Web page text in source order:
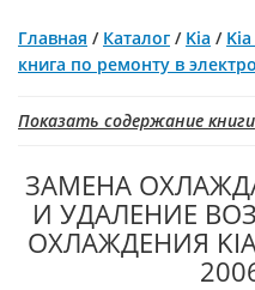
Главная / Каталог / Kia /
книга по ремонту в
Показать содержание книги
ЗАМЕНА
И УДАЛЕНИЕ
ОХЛАЖДЕНИЯ KIA